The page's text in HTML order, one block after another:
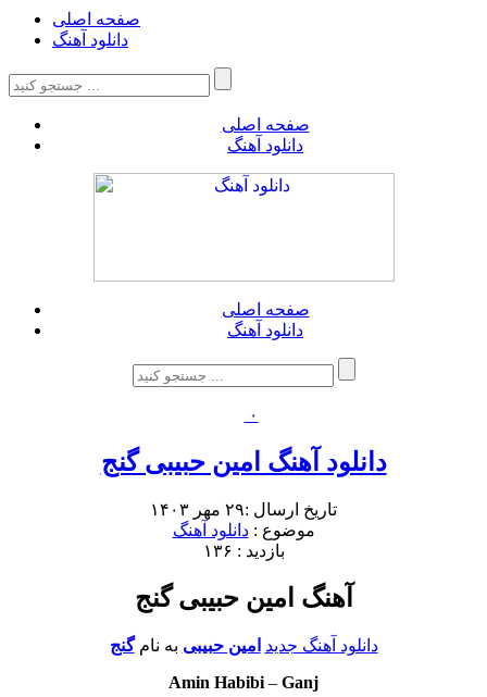
صفحه اصلی
دانلود آهنگ
صفحه اصلی
دانلود آهنگ
صفحه اصلی
دانلود آهنگ
۰
دانلود آهنگ امین حبیبی گنج
تاریخ ارسال :۲۹ مهر ۱۴۰۳
موضوع :دانلود آهنگ
بازدید : ۱۳۶
آهنگ امین حبیبی گنج
دانلود آهنگ جدید امین حبیبی به نامگنج
Amin Habibi – Ganj